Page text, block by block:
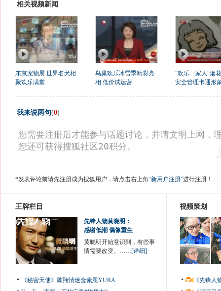
相关视频新闻
东京宠物展 世界名犬相
聚欢乐满堂
鸟巢欢乐冰雪季精彩亮
相 低价试运营
"欢乐一家人"烟
安全管理卡通形
我来说两句(0)
*发表评论前请先注册成为搜狐用户，请点击右上角“新用户注册”进行注册！
王牌栏目
先锋人物黄晓明：
感谢低潮 偶像重生
黄晓明开始意识到，有些事
情需要改变。……[详细]
《秘密天使》陈翔情迷金素恩YURA
视频策划
《先锋